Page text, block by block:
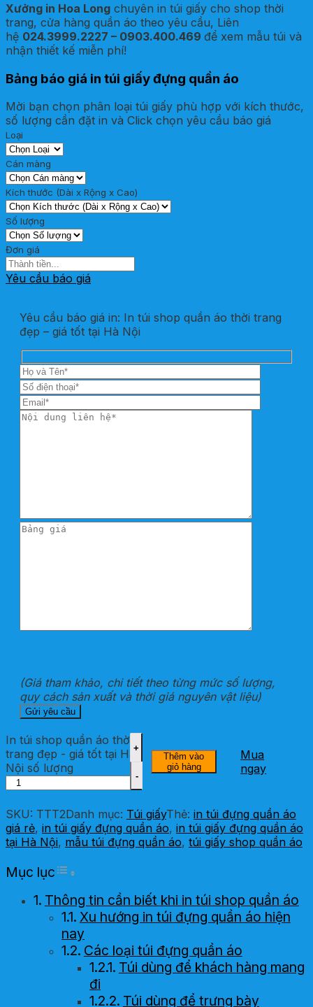
Xưởng in Hoa Long chuyên in túi giấy cho shop thời
trang, cửa hàng quần áo theo yêu cầu, Liên
hệ 024.3999.2227 – 0903.400.469 để xem mẫu túi và
nhận thiết kế miễn phí!
Bảng báo giá in túi giấy đựng quần áo
Mời bạn chọn phân loại túi giấy phù hợp với kích thước,
số lượng cần đặt in và Click chọn yêu cầu báo giá
Loại
Cán màng
Kích thước (Dài x Rộng x Cao)
Số lượng
Đơn giá
Yêu cầu báo giá
Yêu cầu báo giá in: In túi shop quần áo thời trang
đẹp – giá tốt tại Hà Nội
(Giá tham khảo, chi tiết theo từng mức số lượng,
quy cách sản xuất và thời giá nguyên vật liệu)
In túi shop quần áo thời
trang đẹp - giá tốt tại Hà
Nội số lượng
Thêm vào
giỏ hàng
Mua
ngay
SKU: TTT2Danh mục: Túi giấyThẻ: in túi đựng quần áo
giá rẻ, in túi giấy đựng quần áo, in túi giấy đựng quần áo
tại Hà Nội, mẫu túi đựng quần áo, túi giấy shop quần áo
Mục lục Toggle Table of Content
Thông tin cần biết khi in túi shop quần áo
Xu hướng in túi đựng quần áo hiện
nay
Các loại túi đựng quần áo
Túi dùng để khách hàng mang
đi
Túi dùng để trưng bày